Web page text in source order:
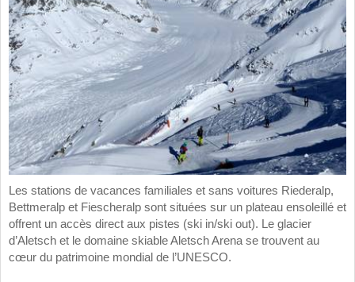
Les stations de vacances familiales et sans voitures Riederalp,
Bettmeralp et Fiescheralp sont situées sur un plateau ensoleillé et
offrent un accès direct aux pistes (ski in/ski out). Le glacier
d’Aletsch et le domaine skiable Aletsch Arena se trouvent au
cœur du patrimoine mondial de l’UNESCO.